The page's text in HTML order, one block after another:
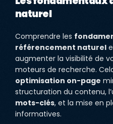
naturel
Comprendre les
référencement naturel
augmenter la visibilité de
moteurs de recherche.
optimisation on-page
structuration du contenu,
mots-clés, et la mise en
informatives.